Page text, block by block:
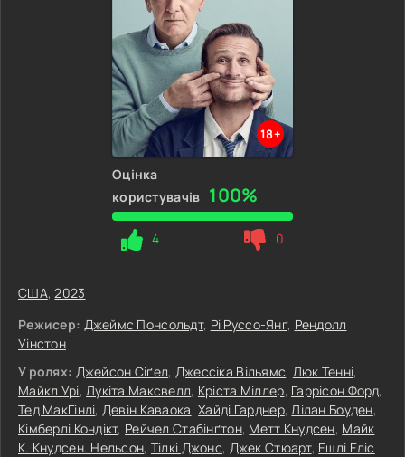
18+
Оцінка
користувачів 100%
4 0
США,2023
Режисер: Джеймс Понсольдт, Рі Руссо-Янґ, Рендолл
Уінстон
У ролях: Джейсон Сіґел, Джессіка Вільямс, Люк Тенні,
Майкл Урі,Лукіта Максвелл, Кріста Міллер, Гаррісон Форд,
Тед МакГінлі, Девін Каваока,Хайді Гарднер,Лілан Боуден,
Кімберлі Кондікт, Рейчел Стабінґтон, Метт Кнудсен, Майк
К. Кнудсен. Нельсон, Тілкі Джонс, Джек Стюарт, Ешлі Еліс